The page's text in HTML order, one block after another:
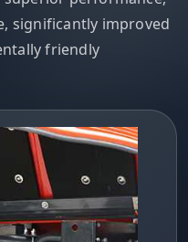
significantly improved
friendly